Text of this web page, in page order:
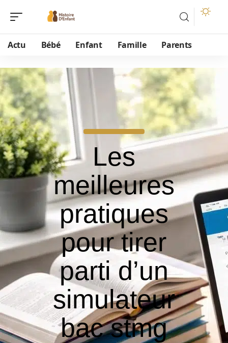
Actu Bébé Enfant Famille Parents
Les
meilleures
pratiques
pour tirer
parti d’un
simulateur
bac stmg